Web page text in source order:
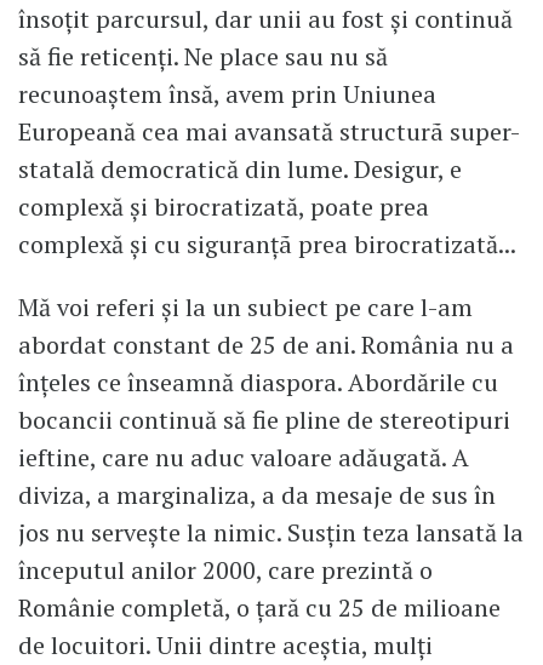
însoțit parcursul, dar unii au fost și continuă
să fie reticenți. Ne place sau nu să
recunoaștem însă, avem prin Uniunea
Europeană cea mai avansată structurã super-
statală democratică din lume. Desigur, e
complexă și birocratizată, poate prea
complexă și cu siguranţã prea birocratizată...
Mă voi referi și la un subiect pe care l-am
abordat constant de 25 de ani. România nu a
înțeles ce înseamnă diaspora. Abordările cu
bocancii continuă să fie pline de stereotipuri
ieftine, care nu aduc valoare adăugată. A
diviza, a marginaliza, a da mesaje de sus în
jos nu servește la nimic. Susțin teza lansată la
începutul anilor 2000, care prezintă o
Românie completă, o țară cu 25 de milioane
de locuitori. Unii dintre aceștia, mulți